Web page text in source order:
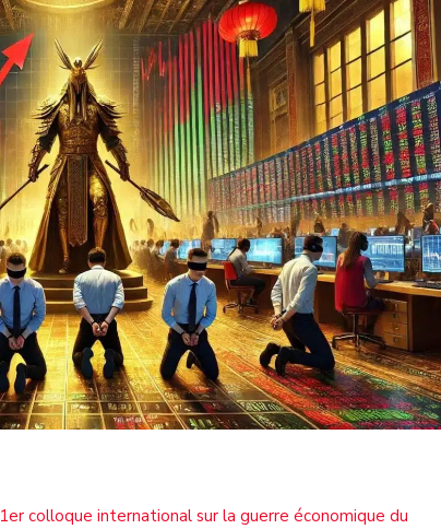
1er colloque international sur la guerre économique du